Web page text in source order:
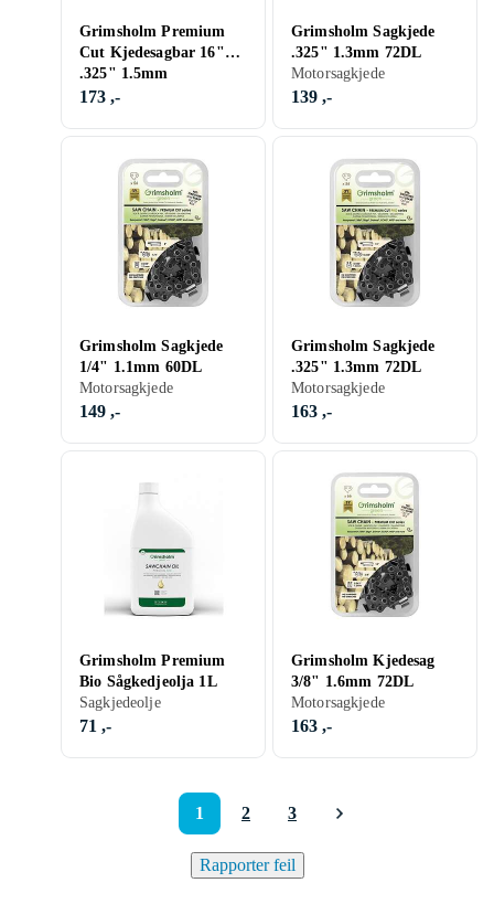
Grimsholm Premium
Cut Kjedesagbar 16"
.325" 1.5mm
173 ,-
Grimsholm Sagkjede
.325" 1.3mm 72DL
Motorsagkjede
139 ,-
Grimsholm Sagkjede
1/4" 1.1mm 60DL
Motorsagkjede
149 ,-
Grimsholm Sagkjede
.325" 1.3mm 72DL
Motorsagkjede
163 ,-
Grimsholm Premium
Bio Sågkedjeolja 1L
Sagkjedeolje
71 ,-
Grimsholm Kjedesag
3/8" 1.6mm 72DL
Motorsagkjede
163 ,-
1 2 3
Rapporter feil